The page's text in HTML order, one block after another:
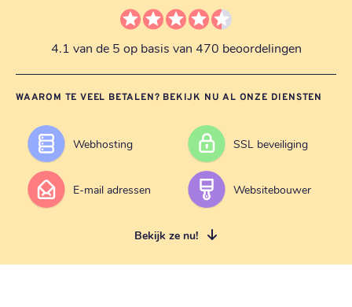
4.1 van de 5 op basis van 470 beoordelingen
WAAROM TE VEEL BETALEN? BEKIJK NU AL ONZE DIENSTEN
Webhosting SSL beveiliging
E-mail adressen Websitebouwer
Bekijk ze nu!